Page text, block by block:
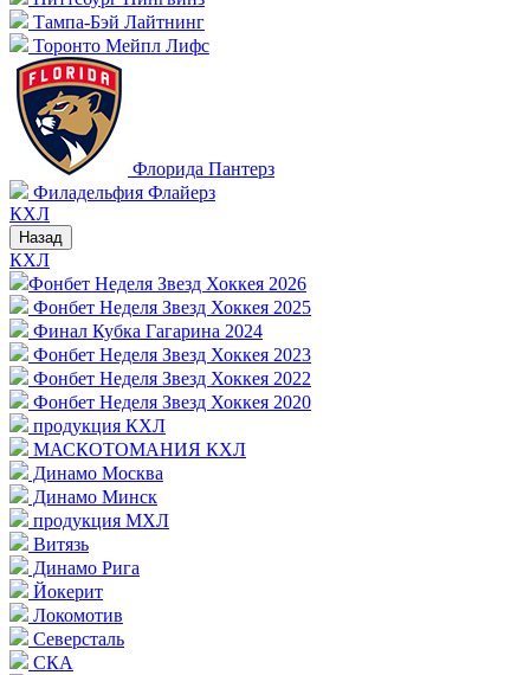
Тампа-Бэй Лайтнинг
Торонто Мейпл Лифс
Флорида Пантерз
Филадельфия Флайерз
КХЛ
Назад
КХЛ
Фонбет Неделя Звезд Хоккея 2026
Фонбет Неделя Звезд Хоккея 2025
Финал Кубка Гагарина 2024
Фонбет Неделя Звезд Хоккея 2023
Фонбет Неделя Звезд Хоккея 2022
Фонбет Неделя Звезд Хоккея 2020
продукция КХЛ
МАСКОТОМАНИЯ КХЛ
Динамо Москва
Динамо Минск
продукция МХЛ
Витязь
Динамо Рига
Йокерит
Локомотив
Северсталь
СКА